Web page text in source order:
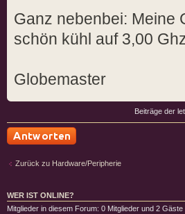
Ganz nebenbei: Meine
schön kühl auf 3,00
Globemaster
Beiträge der
Zurück zu Hardware/Peripherie
WER IST ONLINE?
Mitglieder in diesem Forum: 0 Mitglieder und 2 Gäste